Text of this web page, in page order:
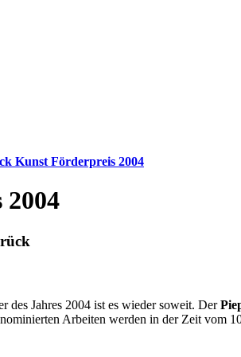
Kunst Förderpreis 2004
des Jahres 2004 ist es wieder soweit. Der
Arbeiten werden in der Zeit vom